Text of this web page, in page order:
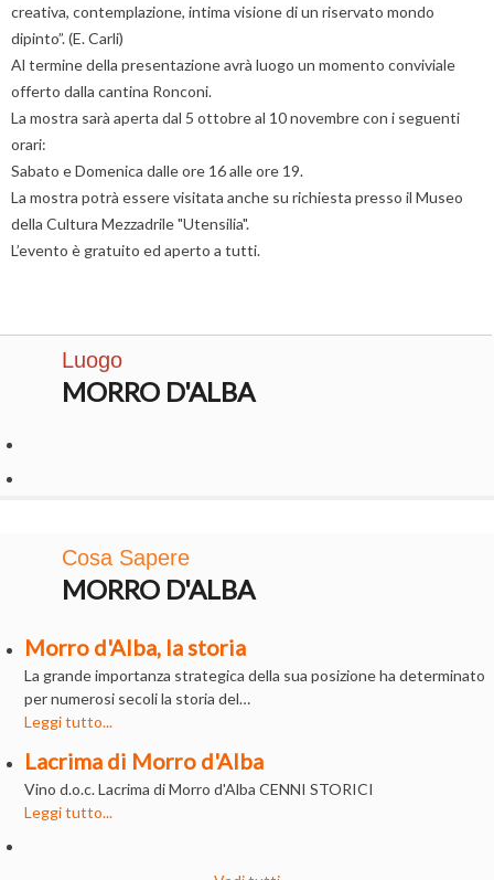
creativa, contemplazione, intima visione di un riservato mondo
dipinto”. (E. Carli)
Al termine della presentazione avrà luogo un momento conviviale
offerto dalla cantina Ronconi.
La mostra sarà aperta dal 5 ottobre al 10 novembre con i seguenti
orari:
Sabato e Domenica dalle ore 16 alle ore 19.
La mostra potrà essere visitata anche su richiesta presso il Museo
della Cultura Mezzadrile "Utensilia".
L’evento è gratuito ed aperto a tutti.
Luogo
MORRO D'ALBA
Cosa Sapere
MORRO D'ALBA
Morro d'Alba, la storia
La grande importanza strategica della sua posizione ha determinato
per numerosi secoli la storia del…
Leggi tutto...
Lacrima di Morro d'Alba
Vino d.o.c. Lacrima di Morro d'Alba CENNI STORICI
Leggi tutto...